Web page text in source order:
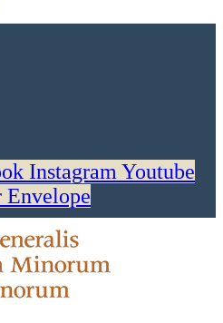
Instagram Youtube
Envelope